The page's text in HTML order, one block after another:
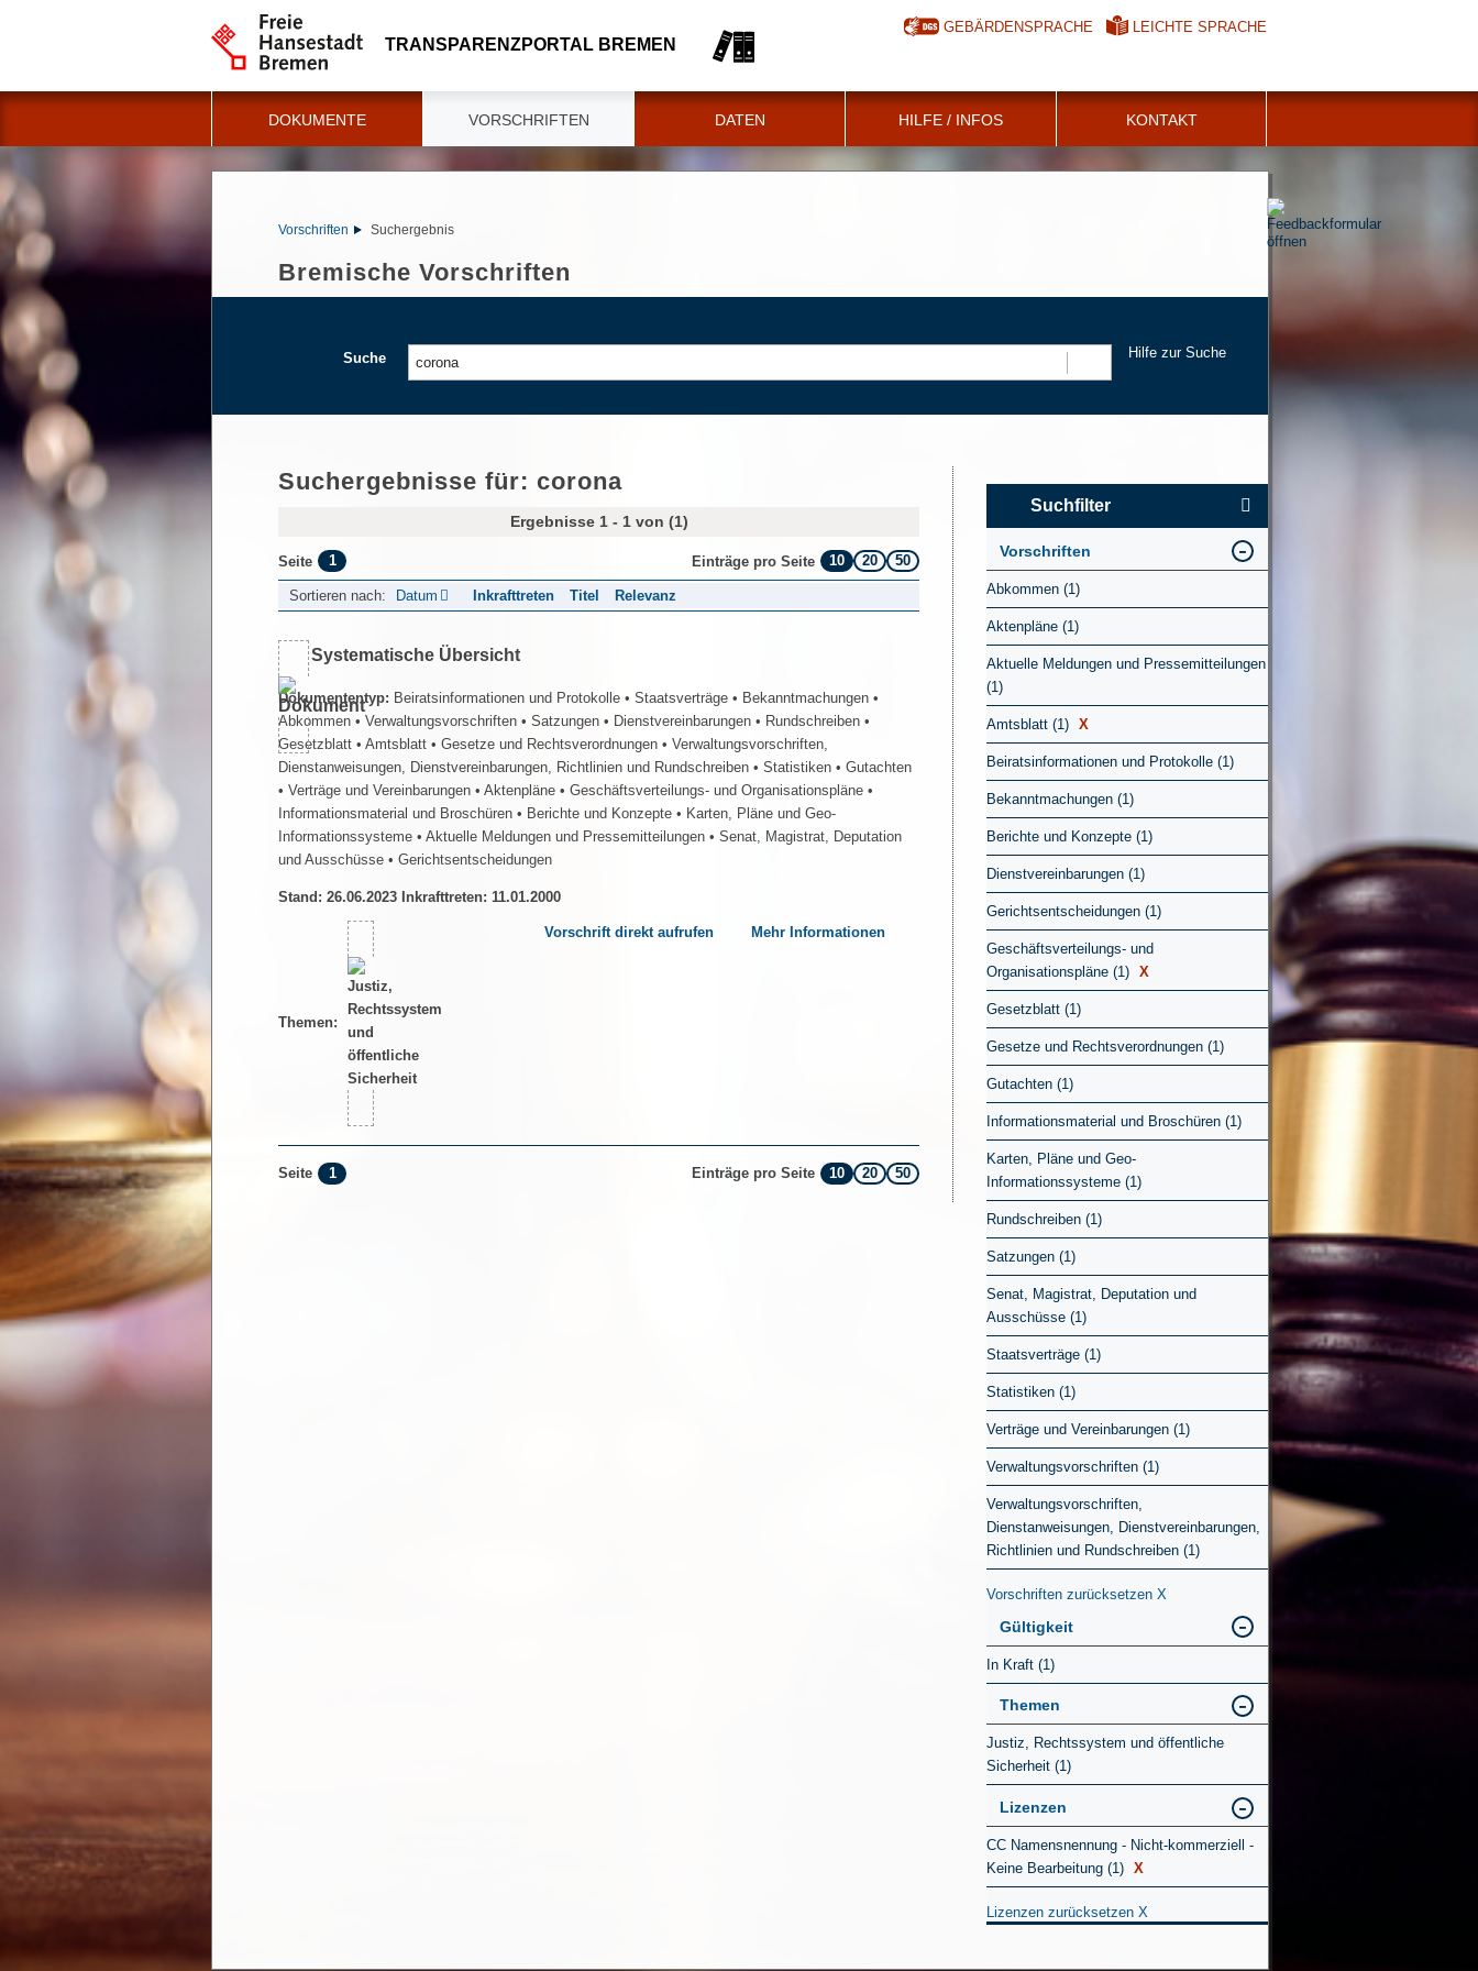
TRANSPARENZPORTAL BREMEN
GEBÄRDENSPRACHE LEICHTE SPRACHE
DOKUMENTE VORSCHRIFTEN DATEN HILFE / INFOS KONTAKT
Vorschriften Suchergebnis
Bremische Vorschriften
Suche
Hilfe zur Suche
Suchergebnisse für: corona
Ergebnisse 1 - 1 von (1)
Seite 1 Einträge pro Seite 10 20 50
Sortieren nach: Datum Inkrafttreten Titel Relevanz
Systematische Übersicht
Dokumententyp: Beiratsinformationen und Protokolle • Staatsverträge • Bekanntmachungen •
Abkommen • Verwaltungsvorschriften • Satzungen • Dienstvereinbarungen • Rundschreiben •
Gesetzblatt • Amtsblatt • Gesetze und Rechtsverordnungen • Verwaltungsvorschriften,
Dienstanweisungen, Dienstvereinbarungen, Richtlinien und Rundschreiben • Statistiken • Gutachten
• Verträge und Vereinbarungen • Aktenpläne • Geschäftsverteilungs- und Organisationspläne •
Informationsmaterial und Broschüren • Berichte und Konzepte • Karten, Pläne und Geo-
Informationssysteme • Aktuelle Meldungen und Pressemitteilungen • Senat, Magistrat, Deputation
und Ausschüsse • Gerichtsentscheidungen
Stand: 26.06.2023 Inkrafttreten: 11.01.2000
Themen:
Vorschrift direkt aufrufen Mehr Informationen
Seite 1 Einträge pro Seite 10 20 50
Suchfilter
Vorschriften
Abkommen (1)
Aktenpläne (1)
Aktuelle Meldungen und Pressemitteilungen
(1)
Amtsblatt (1) X
Beiratsinformationen und Protokolle (1)
Bekanntmachungen (1)
Berichte und Konzepte (1)
Dienstvereinbarungen (1)
Gerichtsentscheidungen (1)
Geschäftsverteilungs- und
Organisationspläne (1) X
Gesetzblatt (1)
Gesetze und Rechtsverordnungen (1)
Gutachten (1)
Informationsmaterial und Broschüren (1)
Karten, Pläne und Geo-
Informationssysteme (1)
Rundschreiben (1)
Satzungen (1)
Senat, Magistrat, Deputation und
Ausschüsse (1)
Staatsverträge (1)
Statistiken (1)
Verträge und Vereinbarungen (1)
Verwaltungsvorschriften (1)
Verwaltungsvorschriften,
Dienstanweisungen, Dienstvereinbarungen,
Richtlinien und Rundschreiben (1)
Vorschriften zurücksetzen X
Gültigkeit
In Kraft (1)
Themen
Justiz, Rechtssystem und öffentliche
Sicherheit (1)
Lizenzen
CC Namensnennung - Nicht-kommerziell -
Keine Bearbeitung (1) X
Lizenzen zurücksetzen X